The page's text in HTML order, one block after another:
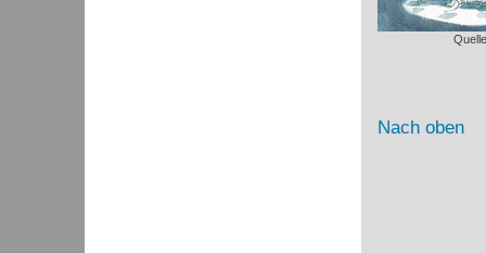
Nach oben